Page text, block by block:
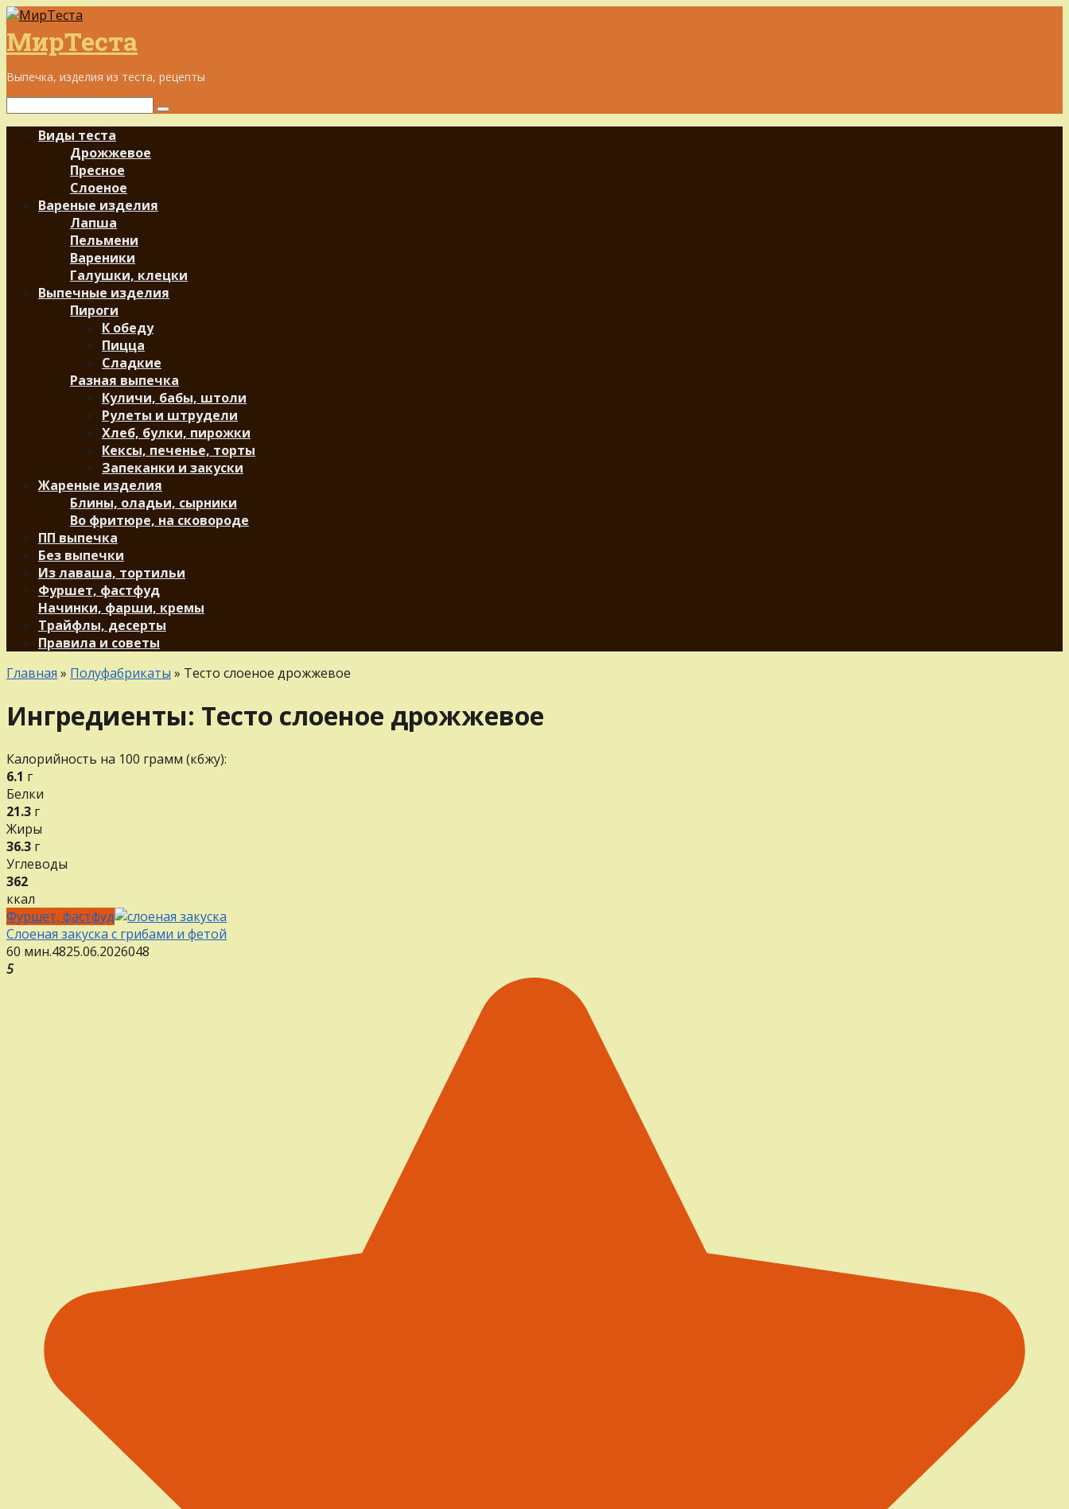
Перейти
к
контенту
МирТеста
Выпечка, изделия из теста, рецепты
Поиск:
Виды теста
Дрожжевое
Пресное
Слоеное
Вареные изделия
Лапша
Пельмени
Вареники
Галушки, клецки
Выпечные изделия
Пироги
К обеду
Пицца
Сладкие
Разная выпечка
Куличи, бабы, штоли
Рулеты и штрудели
Хлеб, булки, пирожки
Кексы, печенье, торты
Запеканки и закуски
Жареные изделия
Блины, оладьи, сырники
Во фритюре, на сковороде
ПП выпечка
Без выпечки
Из лаваша, тортильи
Фуршет, фастфуд
Начинки, фарши, кремы
Трайфлы, десерты
Правила и советы
Главная » Полуфабрикаты » Тесто слоеное дрожжевое
Ингредиенты: Тесто слоеное дрожжевое
Калорийность на 100 грамм (кбжу):
6.1 г
Белки
21.3 г
Жиры
36.3 г
Углеводы
362
ккал
Фуршет, фастфуд
Слоеная закуска с грибами и фетой
60 мин.4825.06.2026048
5